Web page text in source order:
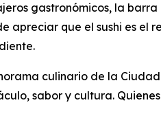
gastronómicos, la
apreciar que el sushi es el
culinario de la
sabor y cultura.